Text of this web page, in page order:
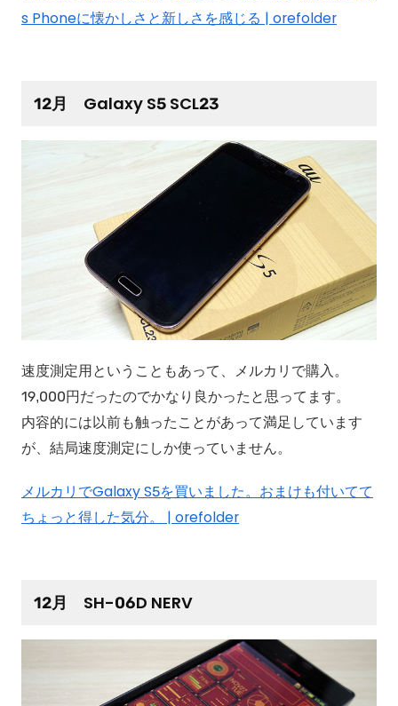
s Phoneに懐かしさと新しさを感じる | orefolder
12月 Galaxy S5 SCL23
速度測定用ということもあって、メルカリで購入。
19,000円だったのでかなり良かったと思ってます。
内容的には以前も触ったことがあって満足しています
が、結局速度測定にしか使っていません。
メルカリでGalaxy S5を買いました。おまけも付いてて
ちょっと得した気分。 | orefolder
12月 SH-06D NERV